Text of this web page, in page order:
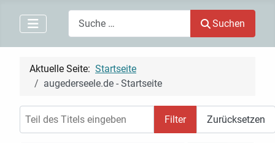
Suchen
Aktuelle Seite: Startseite
augederseele.de - Startseite
Filter Zurücksetzen